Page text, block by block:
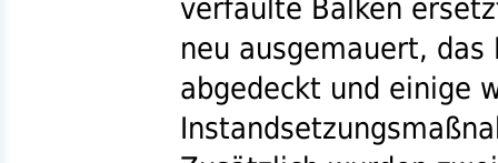
verfaulte Balken
neu ausgemauert,
abgedeckt und einige